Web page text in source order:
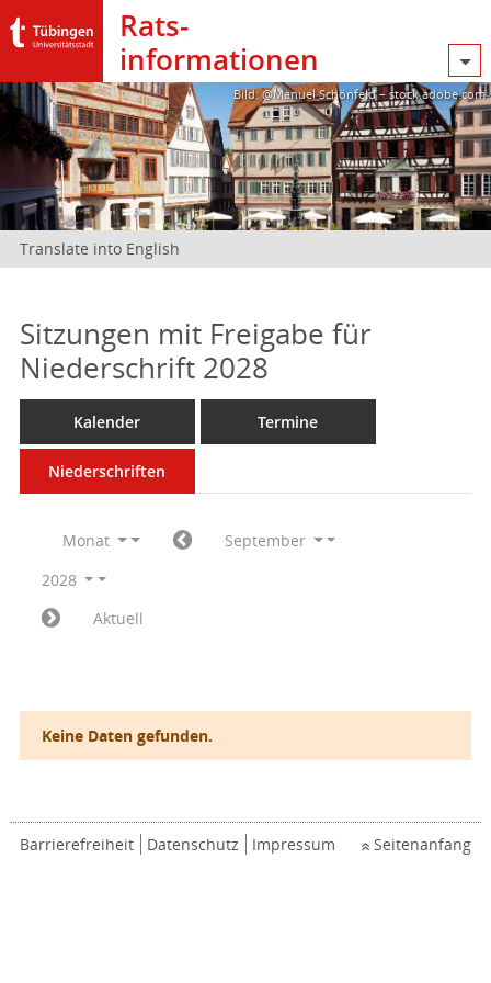
Rats­
informationen
Bild: @Manuel Schönfeld – stock.adobe.com
Translate into English
Sitzungen mit Freigabe für
Niederschrift 2028
Kalender Termine
Niederschriften
Monat
September
2028
Aktuell
Keine Daten gefunden.
Barrierefreiheit Datenschutz Impressum Seitenanfang